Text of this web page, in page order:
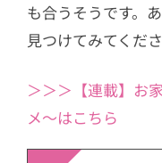
も合うそうです。
見つけてみてくださ
＞＞＞【連載】お
メ〜はこちら